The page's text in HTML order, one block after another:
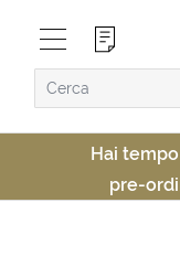
Hai
pre-